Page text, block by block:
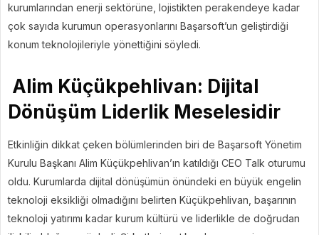
kurumlarından enerji sektörüne, lojistikten perakendeye kadar
çok sayıda kurumun operasyonlarını Başarsoft’un geliştirdiği
konum teknolojileriyle yönettiğini söyledi.
Alim Küçükpehlivan: Dijital
Dönüşüm Liderlik Meselesidir
Etkinliğin dikkat çeken bölümlerinden biri de Başarsoft Yönetim
Kurulu Başkanı Alim Küçükpehlivan’ın katıldığı CEO Talk oturumu
oldu. Kurumlarda dijital dönüşümün önündeki en büyük engelin
teknoloji eksikliği olmadığını belirten Küçükpehlivan, başarının
teknoloji yatırımı kadar kurum kültürü ve liderlikle de doğrudan